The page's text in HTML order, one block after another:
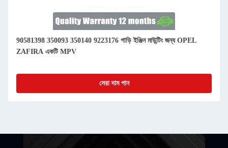
90581398 350093 350140 9223176 গাড়ি ইঞ্জিন মাউন্টিং জন্য OPEL
ZAFIRA একটি MPV
সেরা দাম পান